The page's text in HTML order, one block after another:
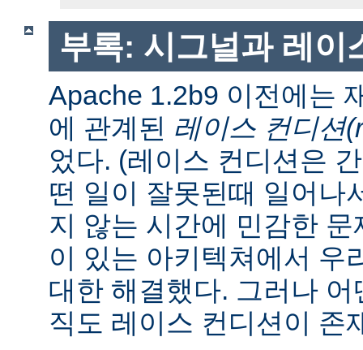
부록: 시그널과 레이
Apache 1.2b9 이전에는
에 관계된 레이스 컨디션
었다. (레이스 컨디션은
떤 일이 잘못된때 일어나
지 않는 시간에 민감한
이 있는 아키텍쳐에서 우
대한 해결했다. 그러나
직도 레이스 컨디션이 존